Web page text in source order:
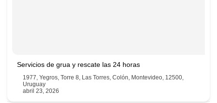
Servicios de grua y rescate las 24 horas
1977, Yegros, Torre 8, Las Torres, Colón, Montevideo, 12500,
Uruguay
abril 23, 2026